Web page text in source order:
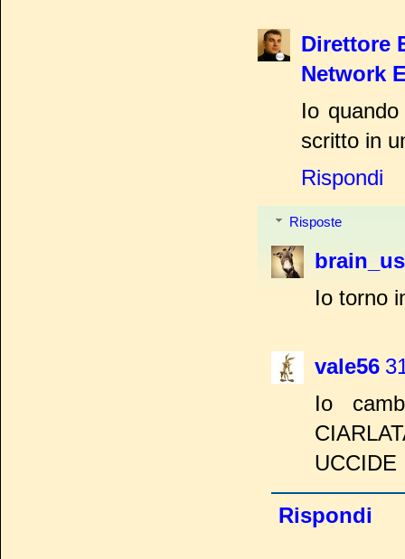
Direttore
Network
Io
scritto in
Rispondi
Risposte
Io torno
vale56
Io
UCCIDE
Rispondi